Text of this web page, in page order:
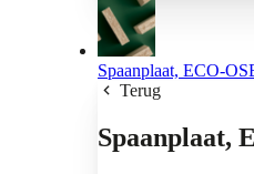
Spaanplaat, ECO-
Terug
Spaanplaat,